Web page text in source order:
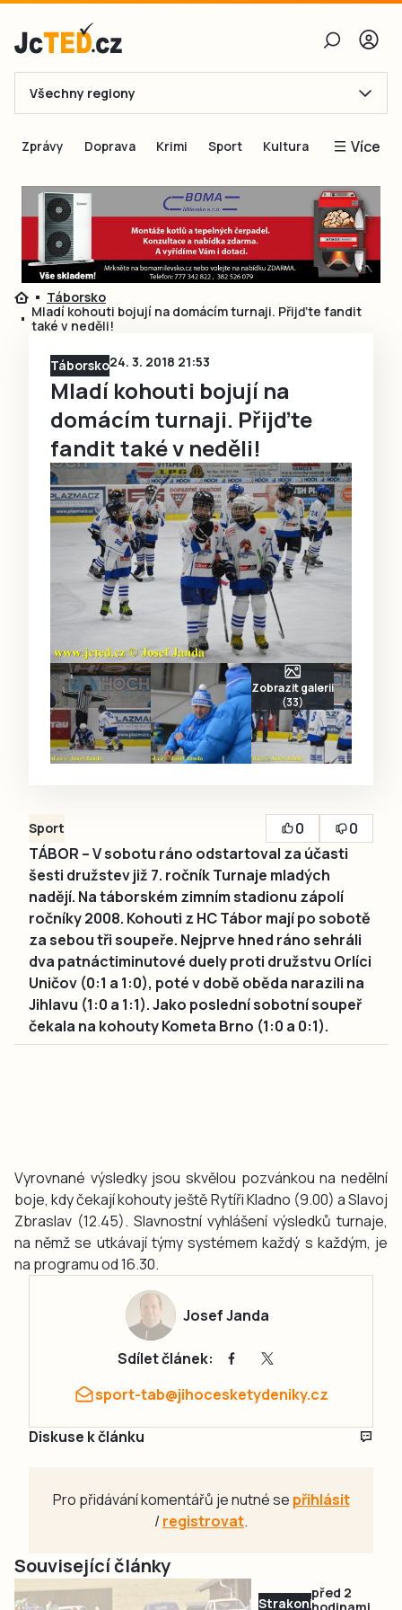
E-mail
Obnovit heslo
Přihlásit se
Všechny regiony
Zprávy Doprava Krimi Sport Kultura Více
Blogy
Inspirace
Čtenáři píší
Speciální přílohy
Táborsko
Mladí kohouti bojují na domácím turnaji. Přijďte fandit
také v neděli!
Táborsko24. 3. 2018 21:53
Mladí kohouti bojují na
domácím turnaji. Přijďte
fandit také v neděli!
Zobrazit galerii
(33)
Sport 0
0
TÁBOR – V sobotu ráno odstartoval za účasti
šesti družstev již 7. ročník Turnaje mladých
nadějí. Na táborském zimním stadionu zápolí
ročníky 2008. Kohouti z HC Tábor mají po sobotě
za sebou tři soupeře. Nejprve hned ráno sehráli
dva patnáctiminutové duely proti družstvu Orlíci
Uničov (0:1 a 1:0), poté v době oběda narazili na
Jihlavu (1:0 a 1:1). Jako poslední sobotní soupeř
čekala na kohouty Kometa Brno (1:0 a 0:1).
Vyrovnané výsledky jsou skvělou pozvánkou na nedělní
boje, kdy čekají kohouty ještě Rytíři Kladno (9.00) a Slavoj
Zbraslav (12.45). Slavnostní vyhlášení výsledků turnaje,
na němž se utkávají týmy systémem každý s každým, je
na programu od 16.30.
Josef Janda
Sdílet článek:
sport-tab@jihocesketydeniky.cz
Diskuse k článku
Pro přidávání komentářů je nutné se přihlásit
/registrovat.
Související články
Strakonicko
před 2